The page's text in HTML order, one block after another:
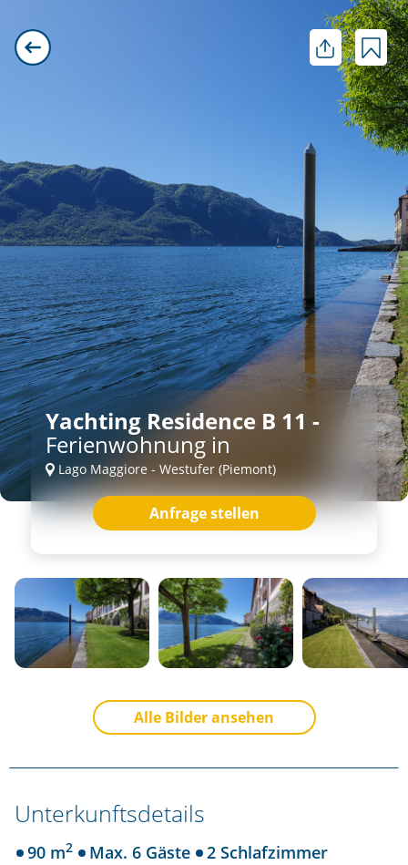
Alle Bilder ansehen
Unterkunftsdetails
90 m2 Max. 6 Gäste
2 Schlafzimmer
Yachting Residence B 11 -
Ferienwohnung in
Lago Maggiore - Westufer (Piemont)
Anfrage stellen